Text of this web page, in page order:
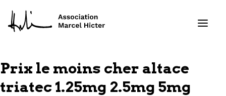
Formations
Prix le moins cher altace
triatec 1.25mg 2.5mg 5mg